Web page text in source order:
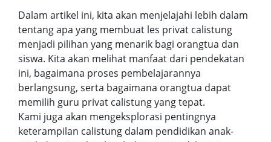
Dalam artikel ini, kita akan menjelajahi lebih dalam
tentang apa yang membuat les privat calistung
menjadi pilihan yang menarik bagi orangtua dan
siswa. Kita akan melihat manfaat dari pendekatan
ini, bagaimana proses pembelajarannya
berlangsung, serta bagaimana orangtua dapat
memilih guru privat calistung yang tepat.
Kami juga akan mengeksplorasi pentingnya
keterampilan calistung dalam pendidikan anak-